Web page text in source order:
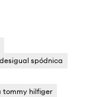
desigual spódnica
tommy hilfiger